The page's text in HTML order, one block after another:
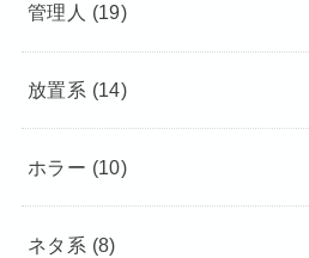
管理人 (19)
放置系 (14)
ホラー (10)
ネタ系 (8)